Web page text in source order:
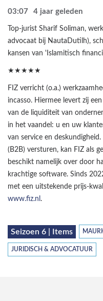
03:07 4 jaar geleden
Top-jurist Sharif Soliman,
advocaat bij NautaDutilh),
kansen van 'Islamitisch
★★★★★
FIZ verricht (o.a.)
incasso. Hiermee levert zij
van de liquiditeit van
in het vaandel: u en uw
van service en
(B2B) versturen, kan FIZ als
beschikt namelijk over door
krachtige software. Sinds
met een uitstekende prijs-
www.fiz.nl .
Seizoen 6 | Items
JURIDISCH & ADVOCATUUR